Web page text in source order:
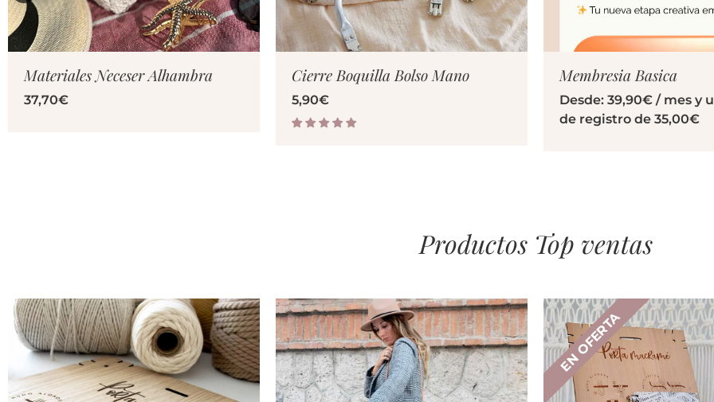
VER PRODUCTO
Materiales Neceser Alhambra
37,70€
VER PRODUCTO
Cierre Boquilla Bolso Mano
5,90€
VER
Membresia Basica
Desde: 39,90€ / mes y
de registro de 35,00€
Productos Top ventas
EN OFERTA